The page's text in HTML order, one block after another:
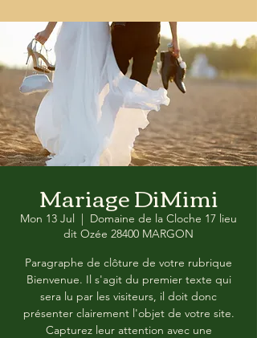
Mariage DiMimi
Mon 13 Jul
  |
Domaine de la Cloche 17 lieu
dit Ozée 28400 MARGON
Paragraphe de clôture de votre rubrique
Bienvenue. Il s'agit du premier texte qui
sera lu par les visiteurs, il doit donc
présenter clairement l'objet de votre site.
Capturez leur attention avec une